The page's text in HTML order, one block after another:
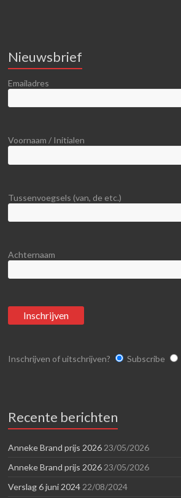
Nieuwsbrief
Emailadres
Voornaam / Initialen
Tussenvoegsels (van, de etc.)
Achternaam
Inschrijven of uitschrijven? Subscribe
Recente berichten
Anneke Brand prijs 2026 23/05/2026
Anneke Brand prijs 2026 23/05/2026
Verslag 6 juni 2024 22/08/2024